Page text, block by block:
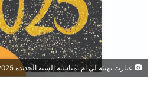
عبارت تهنئة لي ام بمناسبة السنة الجديدة 2025